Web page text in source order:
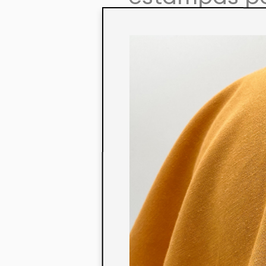
aos seus
linha de
mercados.
acabados
digital.